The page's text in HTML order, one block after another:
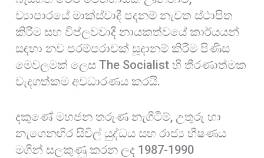
ව්‍යාපාරයේ මාක්ස්වාදී පදනම් නැවත ස්ථාපිත
කිරීම සහ විප්ලවවාදී නායකත්වයේ කාර්යයන්
සඳහා නව පරම්පරාවක් සූදානම් කිරීම පිණිස
මෙවලමක් ලෙස The Socialist හි තීරණාත්මක
වැදගත්කම අවධාරණය කරයි.
දකුණේ මහජන තරුණ නැගිටීම්, උතුරු හා
නැගෙනහිර සිවිල් යුද්ධය සහ රාජ්‍ය භීෂණය
මගින් සලකුණු කරන ලද 1987-1990